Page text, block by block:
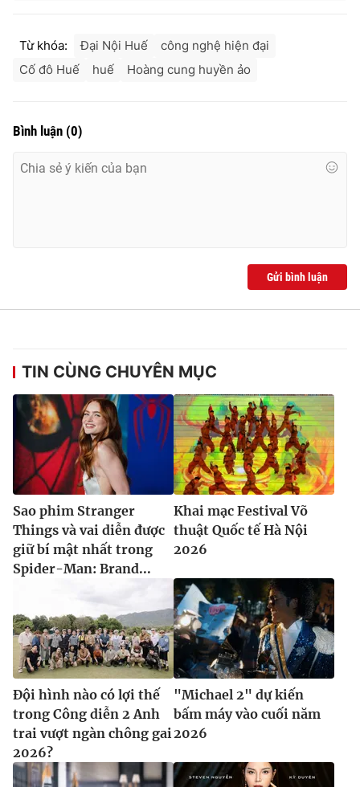
Từ khóa: Đại Nội Huế
công nghệ hiện đại
Cố đô Huế
huế Hoàng cung huyền ảo
Bình luận (0)
Gửi bình luận
TIN CÙNG CHUYÊN MỤC
Sao phim Stranger
Things và vai diễn được
giữ bí mật nhất trong
Spider-Man: Brand...
Khai mạc Festival Võ
thuật Quốc tế Hà Nội
2026
Đội hình nào có lợi thế
trong Công diễn 2 Anh
trai vượt ngàn chông gai
2026?
"Michael 2" dự kiến
bấm máy vào cuối năm
2026